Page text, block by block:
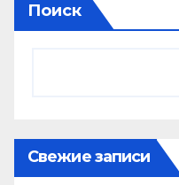
Поиск
Свежие записи